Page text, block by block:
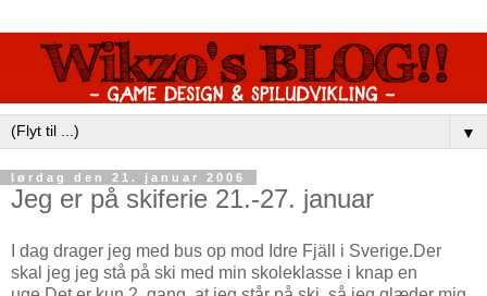
▼
lørdag den 21. januar 2006
Jeg er på skiferie 21.-27. januar
I dag drager jeg med bus op mod Idre Fjäll i Sverige.Der
skal jeg jeg stå på ski med min skoleklasse i knap en